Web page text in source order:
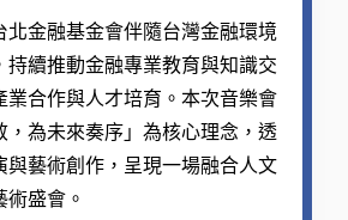
北金融基金會伴隨台灣金融環境
持續推動金融專業教育與知識交
業合作與人才培育。本次音樂會
，為未來奏序」為核心理念，透
與藝術創作，呈現一場融合人文
盛會。